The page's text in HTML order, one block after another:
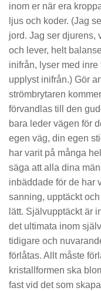
inom er när era
ljus och koder. (Jag
jord. Jag ser djurens,
och lever, helt
inifrån, lyser med
upplyst inifrån.) Gör
strömbrytaren
förvandlas till den
bara leder vägen för
egen väg, din egen
har varit på många
säga att alla dina
inbäddade för de har
sanning, upptäckt
lätt. Självupptäckt är
det ultimata inom
tidigare och
förlåtas. Allt måste
kristallformen ska
fast vid det som